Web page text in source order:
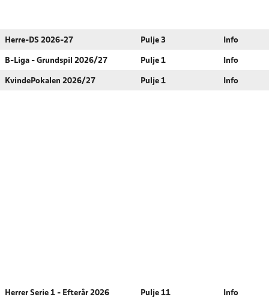
Herre-DS 2026-27 Pulje 3 Info
B-Liga - Grundspil 2026/27 Pulje 1 Info
KvindePokalen 2026/27 Pulje 1 Info
Herrer Serie 1 - Efterår 2026 Pulje 11 Info